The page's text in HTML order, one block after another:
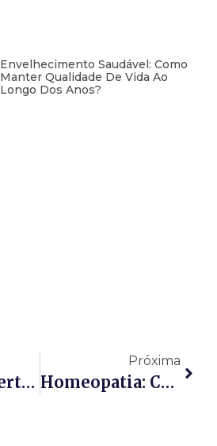
Envelhecimento Saudável: Como
Manter Qualidade De Vida Ao
Longo Dos Anos?
Sinais De Alerta Em Crianças: Quando Os Pais Devem Se Preocupar?
Próxima
Homeopatia: Como Funciona E Quando Pode Ser Indicada?